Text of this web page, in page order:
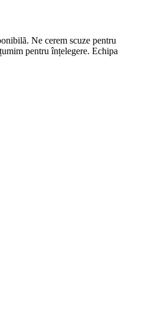
Ne cerem scuze pentru
pentru înțelegere. Echipa